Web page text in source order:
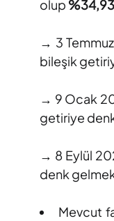
olup %34,93
→ 3
bileşik
→ 9 Ocak
getiriye
→ 8 Eylül
denk
Mevcut